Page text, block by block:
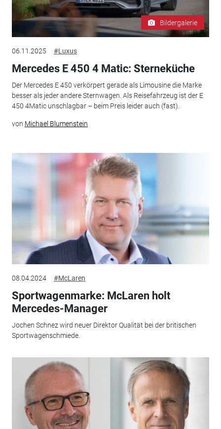
Bildergalerie
06.11.2025 #Luxus
Mercedes E 450 4 Matic: Sterneküche
Der Mercedes E 450 verkörpert gerade als Limousine die Marke
besser als jeder andere Sternwagen. Als Reisefahrzeug ist der E
450 4Matic unschlagbar – beim Preis leider auch (fast).
von Michael Blumenstein
08.04.2024 #McLaren
Sportwagenmarke: McLaren holt
Mercedes-Manager
Jochen Schnez wird neuer Direktor Qualität bei der britischen
Sportwagenschmiede.